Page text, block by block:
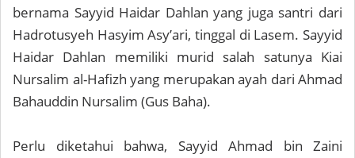
bernama Sayyid Haidar Dahlan yang juga santri dari
Hadrotusyeh Hasyim Asy’ari, tinggal di Lasem. Sayyid
Haidar Dahlan memiliki murid salah satunya Kiai
Nursalim al-Hafizh yang merupakan ayah dari Ahmad
Bahauddin Nursalim (Gus Baha).
Perlu diketahui bahwa, Sayyid Ahmad bin Zaini